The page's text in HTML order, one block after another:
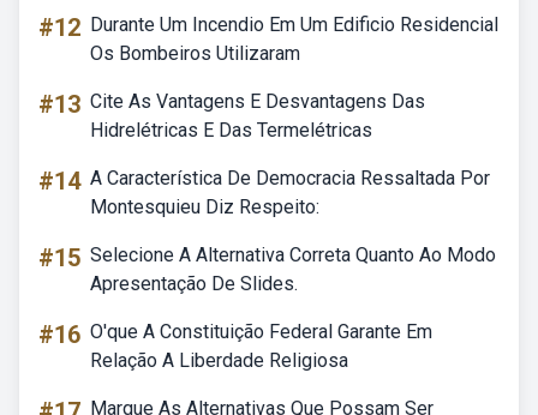
#12 Durante Um Incendio Em Um Edificio Residencial
Os Bombeiros Utilizaram
#13 Cite As Vantagens E Desvantagens Das
Hidrelétricas E Das Termelétricas
#14 A Característica De Democracia Ressaltada Por
Montesquieu Diz Respeito:
#15 Selecione A Alternativa Correta Quanto Ao Modo
Apresentação De Slides.
#16 O'que A Constituição Federal Garante Em
Relação A Liberdade Religiosa
Marque As Alternativas Que Possam Ser